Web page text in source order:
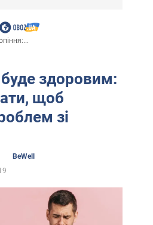
здоровим:
щоб
зі
BeWell